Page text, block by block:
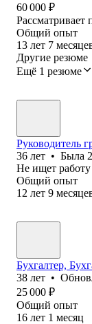
60 000 ₽
Рассматривает
Общий опыт
13 лет 7
Другие резюме
Ещё 1 резюме
Руководитель
36 лет • Была
Не ищет работу
Общий опыт
12 лет 9
Бухгалтер,
38 лет •
25 000 ₽
Общий опыт
16 лет 1 месяц